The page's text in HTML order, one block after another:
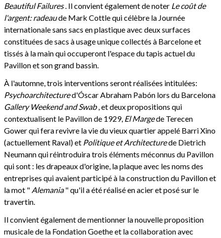
Beautiful Failures. Il convient également de noter Le coût de
l'argent: radeaude Mark Cottle qui célèbre la Journée
internationale sans sacs en plastique avec deux surfaces
constituées de sacs à usage unique collectés à Barcelone et
tissés à la main qui occuperont l'espace du tapis actuel du
Pavillon et son grand bassin.
À l'automne, trois interventions seront réalisées intitulées:
Psychoarchitectured'Óscar Abraham Pabón lors du Barcelona
Gallery Weekend and Swab, et deux propositions qui
contextualisent le Pavillon de 1929, El Margede Terecen
Gower qui fera revivre la vie du vieux quartier appelé Barri Xino
(actuellement Raval) et Politique et Architecturede Dietrich
Neumann qui réintroduira trois éléments méconnus du Pavillon
qui sont : les drapeaux d'origine, la plaque avec les noms des
entreprises qui avaient participé à la construction du Pavillon et
la mot " Alemania" qu'il a été réalisé en acier et posé sur le
travertin.
Il convient également de mentionner la nouvelle proposition
musicale de la Fondation Goethe et la collaboration avec